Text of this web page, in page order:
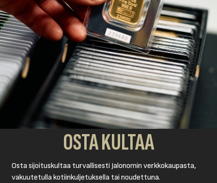
OSTA KULTAA
Osta sijoituskultaa turvallisesti Jalonomin verkkokaupasta,
vakuutetulla kotiinkuljetuksella tai noudettuna.